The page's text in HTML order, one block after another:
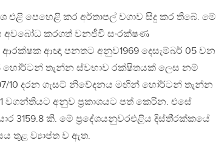
එළි පෙහෙළි කර අර්තාපල් වගාව සිදු කර තිබේ. මේ
අවබෝධ කරගත් වනජීවී සංරක්ෂණ
ආඥා පනතට අනුව1969 දෙසැම්බර් 05 වන
හෝර්ටන් තැන්න ස්වභාව රක්ෂිතයක් ලෙස නම්
10 දරන ගැසට් නිවේදනය මඟින් හෝර්ටන් තැන්න
වගන්තියට අනුව ප‍්‍රකාශයට පත් කෙරින. එසේ
3159.8 කි. මේ ප‍්‍රදේශයනුවරඑළිය දිස්ති‍්‍රක්කයේ
තුළ ව්‍යාප්ත ව ඇත.